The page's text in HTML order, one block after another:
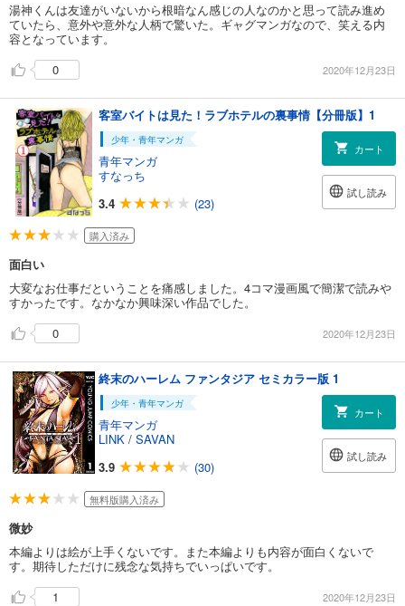
湯神くんは友達がいないから根暗なん感じの人なのかと思って読み進め
ていたら、意外や意外な人柄で驚いた。ギャグマンガなので、笑える内
容となっています。
0
2020年12月23日
客室バイトは見た！ラブホテルの裏事情【分冊版】1
少年・青年マンガ
青年マンガ
すなっち
3.4
(23)
カート
試し読み
購入済み
面白い
大変なお仕事だということを痛感しました。4コマ漫画風で簡潔で読みや
すかったです。なかなか興味深い作品でした。
0
2020年12月23日
終末のハーレム ファンタジア セミカラー版 1
少年・青年マンガ
青年マンガ
LINK / SAVAN
3.9
(30)
カート
試し読み
無料版購入済み
微妙
本編よりは絵が上手くないです。また本編よりも内容が面白くないで
す。期待しただけに残念な気持ちでいっぱいです。
1
2020年12月23日